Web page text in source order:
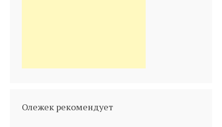
Олежек рекомендует